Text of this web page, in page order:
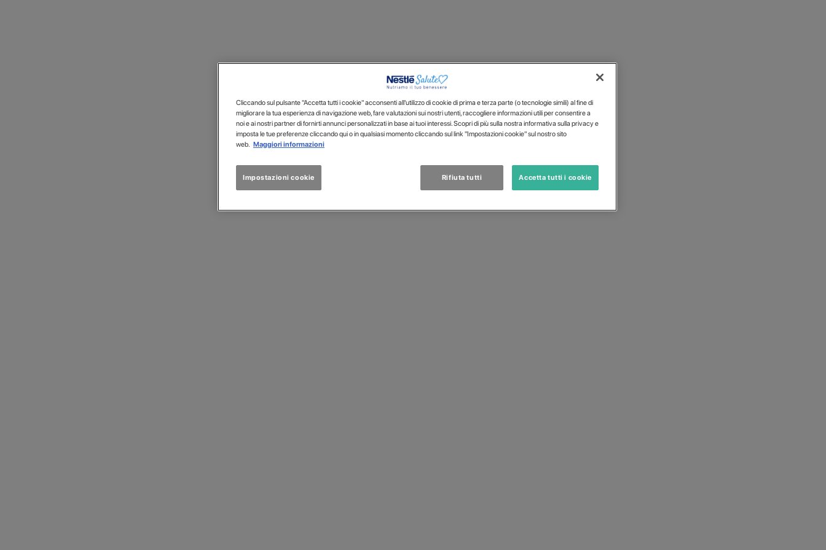
EPILESSIA FARMACORESISTENTE
Cliccando sul pulsante "Accetta tutti i cookie" acconsenti all'utilizzo di cookie di prima e terza parte (o tecnologie simili) al fine di
migliorare la tua esperienza di navigazione web, fare valutazioni sui nostri utenti, raccogliere informazioni utili per consentire a
noi e ai nostri partner di fornirti annunci personalizzati in base ai tuoi interessi. Scopri di più sulla nostra informativa sulla privacy e
imposta le tue preferenze cliccando qui o in qualsiasi momento cliccando sul link "Impostazioni cookie" sul nostro sito
web. Maggiori informazioni
Rifiuta tutti Accetta tutti i cookie
Impostazioni cookie